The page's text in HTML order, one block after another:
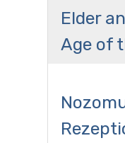
Elder
Age of